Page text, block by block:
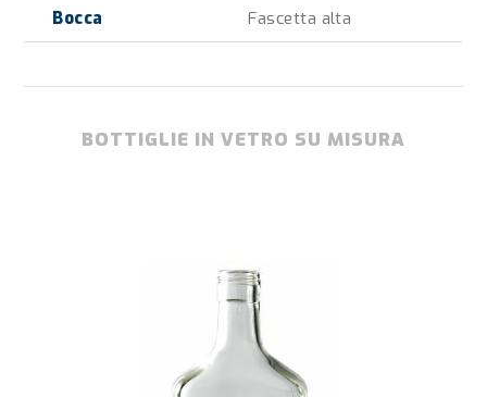
Bocca Fascetta alta
BOTTIGLIE IN VETRO SU MISURA